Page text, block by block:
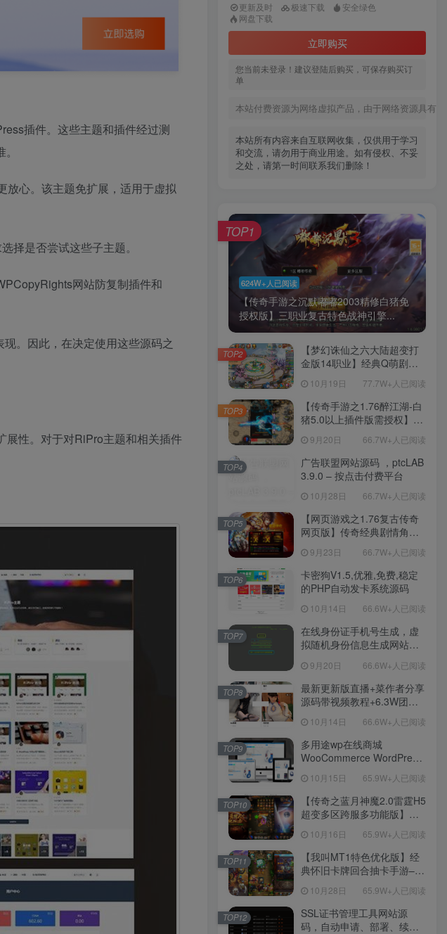
插件。这些主题和插件经过测
放心。该主题免扩展，适用于虚拟
择是否尝试这些子主题。
网站防复制插件和
。因此，在决定使用这些源码之
展性。对于对RiPro主题和相关插件
更新及时 极速下载
安全绿色
网盘下载
立即购买
您当前未登录！建议登陆后购买，可保存购买订
单
本站付费资源为网络虚拟产品，由于网络资源具有
本站所有内容来自互联网收集，仅供用于学习
和交流，请勿用于商业用途。如有侵权、不妥
之处，请第一时间联系我们删除！
624W+人已阅读
【传奇手游之沉默嘟嘟2003精修白猪免
授权版】三职业复古特色战神引擎...
TOP1
【梦幻诛仙之六大陆超变打
金版14职业】经典Q萌剧情
Linux服务端源码视频架设教
程-新版多功能GM网页后台
工具-安卓苹果IOS双端版
本！
10月19日 77.7W+人已阅读
TOP2
【传奇手游之1.76醉江湖-白
猪5.0以上插件版需授权】三
手游-Win服务端源码视频架
设教程-新版GM多功能网页
授权物品后台-九层妖塔-法宠
直冲网页后台-安卓苹果IOS
双端版本！
9月20日 66.7W+人已阅读
TOP3
广告联盟网站源码 ，ptcLAB
3.9.0 – 按点击付费平台
10月28日 66.7W+人已阅读
TOP4
【网页游戏之1.76复古传奇
网页版】传奇经典剧情角色
扮演网页游戏-一键单机-打包
Win服务端源码视频架设教
程！
9月23日 66.7W+人已阅读
TOP5
卡密狗V1.5,优雅,免费,稳定
的PHP自动发卡系统源码
10月14日 66.6W+人已阅读
TOP6
在线身份证手机号生成，虚
拟随机身份信息生成网站源
9月20日 66.6W+人已阅读
TOP7
最新更新版直播+菜作者分享
源码带视频教程+6.3W团购
【源码+教程】
10月14日 66.6W+人已阅读
TOP8
多用途wp在线商城
WooCommerce WordPress
10月15日 65.9W+人已阅读
TOP9
【传奇之蓝月神魔2.0雷霆H5
超变多区跨服多功能版】三
理单机一键即玩镜像端-打包
Linux服务端源码-视频架设
教程
10月16日 65.9W+人已阅读
TOP10
【我叫MT1特色优化版】经
典怀旧卡牌回合抽卡手游–打
教程-多功能GM后台工具-网
页注册-安卓版本！
10月28日 65.9W+人已阅读
TOP11
SSL证书管理工具网站源
码，自动申请、部署、续期
TOP12